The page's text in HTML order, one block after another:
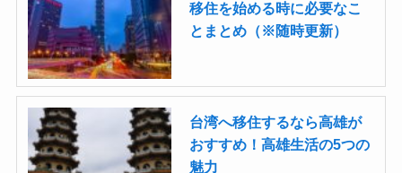
移住を始める時に必要なこ
とまとめ（※随時更新）
台湾へ移住するなら高雄が
おすすめ！高雄生活の5つの
魅力